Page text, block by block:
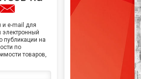
и e-mail для
публикации на
по
товаров,